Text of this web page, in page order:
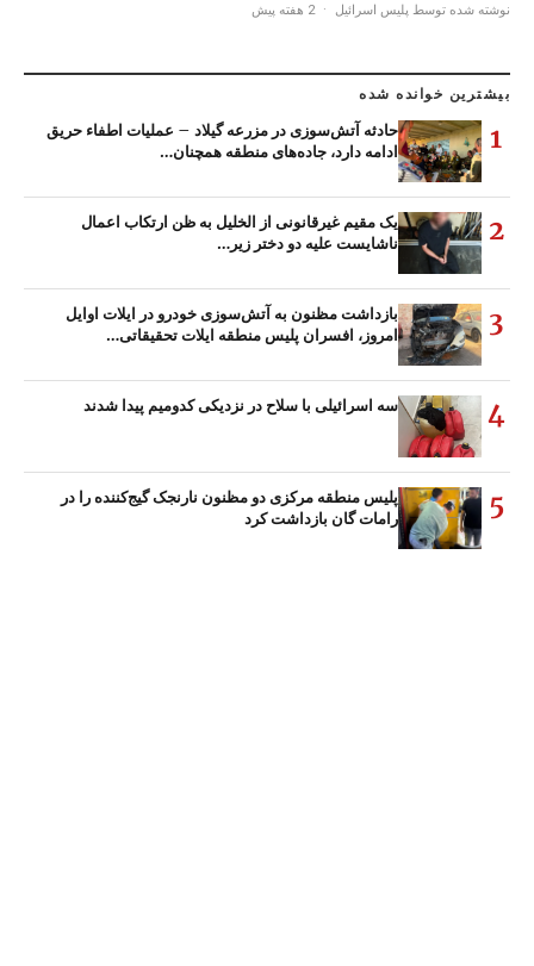
نوشته شده توسط پلیس اسرائیل · 2 هفته پیش
بیشترین خوانده شده
1
حادثه آتش‌سوزی در مزرعه گیلاد – عملیات اطفاء حریق
ادامه دارد، جاده‌های منطقه همچنان…
2
یک مقیم غیرقانونی از الخلیل به ظن ارتکاب اعمال
ناشایست علیه دو دختر زیر…
3
بازداشت مظنون به آتش‌سوزی خودرو در ایلات اوایل
امروز، افسران پلیس منطقه ایلات تحقیقاتی…
4 سه اسرائیلی با سلاح در نزدیکی کدومیم پیدا شدند
5
پلیس منطقه مرکزی دو مظنون نارنجک گیج‌کننده را در
رامات گان بازداشت کرد